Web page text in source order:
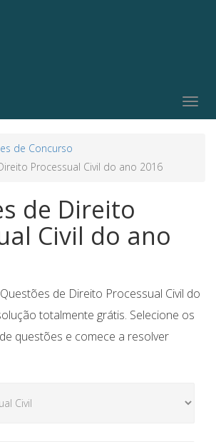
de Concurso
Processual Civil do ano 2016
de Direito
Civil do ano
de Direito Processual Civil do
totalmente grátis. Selecione os
questões e comece a resolver